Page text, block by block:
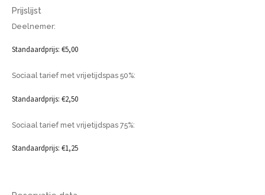
Prijslijst
Deelnemer:
Standaardprijs: €5,00
Sociaal tarief met vrijetijdspas 50%:
Standaardprijs: €2,50
Sociaal tarief met vrijetijdspas 75%:
Standaardprijs: €1,25